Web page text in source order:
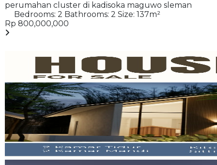
perumahan cluster di kadisoka maguwo sleman
Bedrooms: 2 Bathrooms: 2 Size: 137m²
Rp 800,000,000